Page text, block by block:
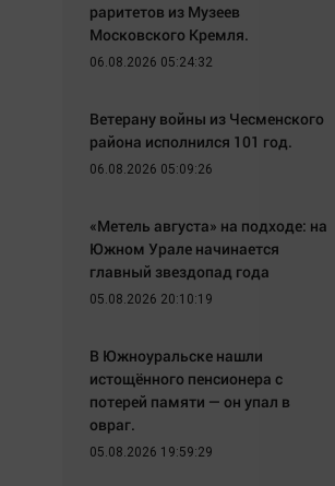
раритетов из Музеев
Московского Кремля.
06.08.2026 05:24:32
Ветерану войны из Чесменского
района исполнился 101 год.
06.08.2026 05:09:26
«Метель августа» на подходе: на
Южном Урале начинается
главный звездопад года
05.08.2026 20:10:19
В Южноуральске нашли
истощённого пенсионера с
потерей памяти — он упал в
овраг.
05.08.2026 19:59:29